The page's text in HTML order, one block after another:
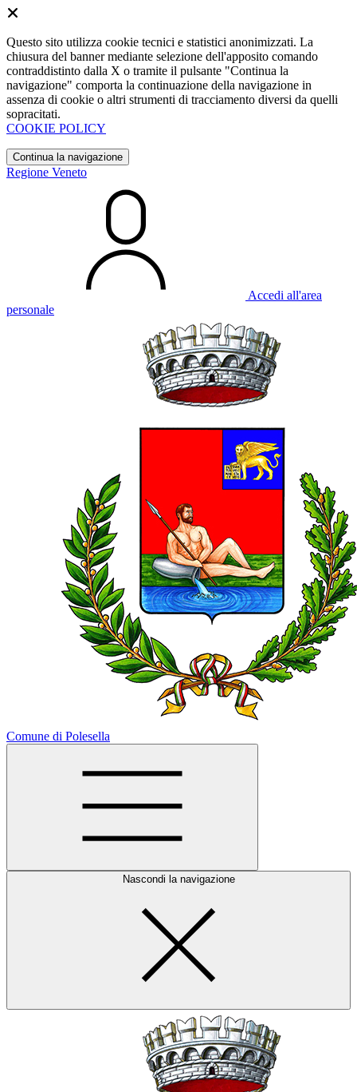
Questo sito utilizza cookie tecnici e statistici anonimizzati. La
chiusura del banner mediante selezione dell'apposito comando
contraddistinto dalla X o tramite il pulsante "Continua la
navigazione" comporta la continuazione della navigazione in
assenza di cookie o altri strumenti di tracciamento diversi da quelli
sopracitati.
COOKIE POLICY
Continua la navigazione
Regione Veneto
Accedi all'area
personale
Comune di Polesella
Nascondi la navigazione